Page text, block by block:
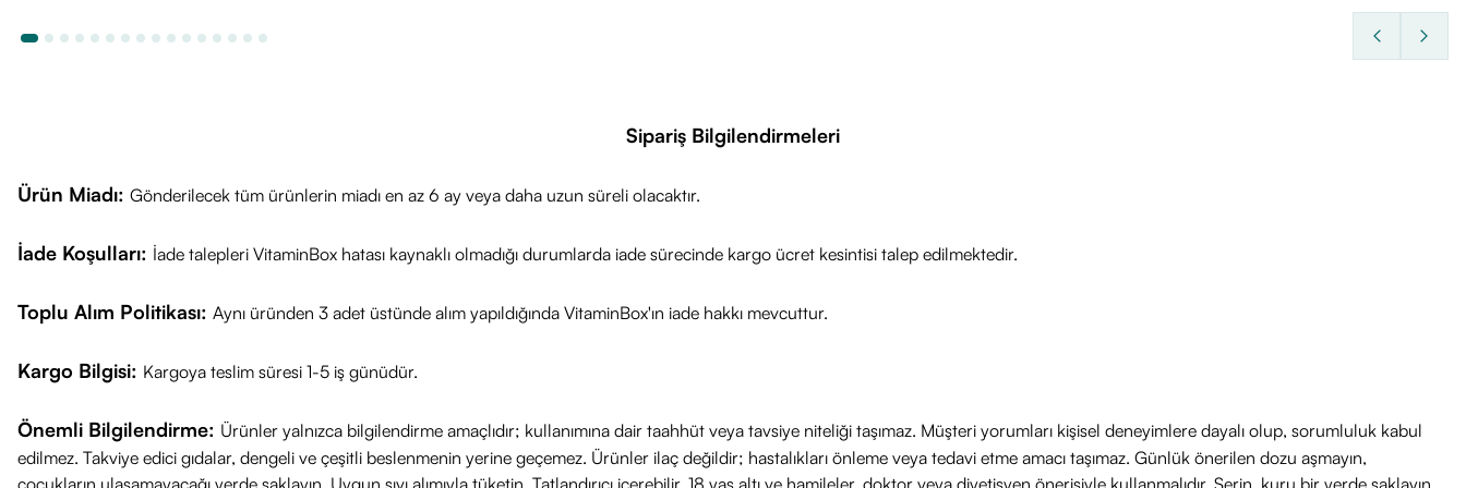
Sipariş Bilgilendirmeleri
Ürün Miadı: Gönderilecek tüm ürünlerin miadı en az 6 ay veya daha uzun süreli olacaktır.
İade Koşulları: İade talepleri VitaminBox hatası kaynaklı olmadığı durumlarda iade sürecinde kargo ücret kesintisi talep edilmektedir.
Toplu Alım Politikası: Aynı üründen 3 adet üstünde alım yapıldığında VitaminBox'ın iade hakkı mevcuttur.
Kargo Bilgisi: Kargoya teslim süresi 1-5 iş günüdür.
Önemli Bilgilendirme: Ürünler yalnızca bilgilendirme amaçlıdır; kullanımına dair taahhüt veya tavsiye niteliği taşımaz. Müşteri yorumları kişisel deneyimlere dayalı olup, sorumluluk kabul
edilmez. Takviye edici gıdalar, dengeli ve çeşitli beslenmenin yerine geçemez. Ürünler ilaç değildir; hastalıkları önleme veya tedavi etme amacı taşımaz. Günlük önerilen dozu aşmayın,
çocukların ulaşamayacağı yerde saklayın. Uygun sıvı alımıyla tüketin. Tatlandırıcı içerebilir. 18 yaş altı ve hamileler, doktor veya diyetisyen önerisiyle kullanmalıdır. Serin, kuru bir yerde saklayın.